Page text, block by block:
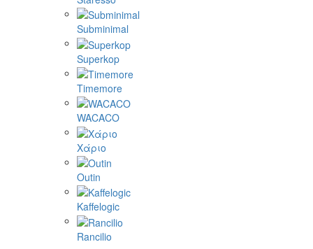
Subminimal
Superkop
Timemore
WACACO
Χάριο
Outin
Kaffelogic
Rancilio